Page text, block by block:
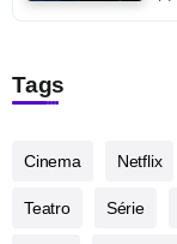
Tags
Cinema Netflix
Teatro Série